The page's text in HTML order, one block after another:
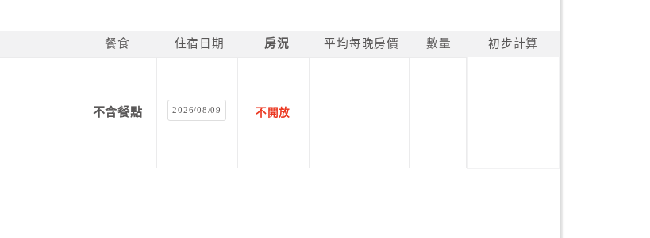
餐食 住宿日期 房況 平均每晚房價 數量 初步計算
不含餐點 2026/08/09 不開放